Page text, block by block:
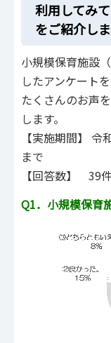
利用してみ
をご紹介しま
小規模保育施設
したアンケート
たくさんのお声
します。
【実施期間】
まで
【回答数】 39
Q1．小規模保育